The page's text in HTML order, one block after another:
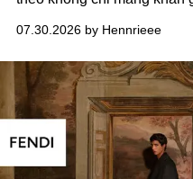
thuộc: phong cách của
chạy theo xu hướng.
07.30.2026 by Hennrieee